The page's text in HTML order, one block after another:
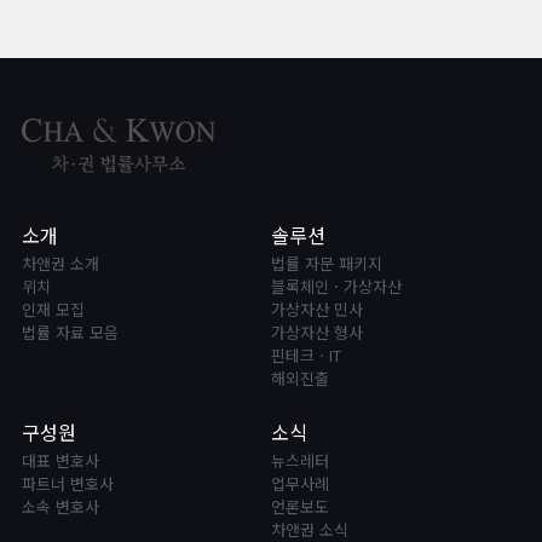
소개
차앤권 소개
위치
인재 모집
법률 자료 모음
솔루션
법률 자문 패키지
블록체인ㆍ가상자산
가상자산 민사
가상자산 형사
핀테크ㆍIT
해외진출
구성원
대표 변호사
파트너 변호사
소속 변호사
소식
뉴스레터
업무사례
언론보도
차앤권 소식